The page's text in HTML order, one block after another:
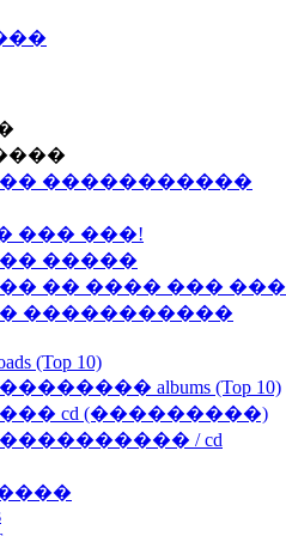
�����������
��� ���!
�����
�� ���� ���
�����������
(Top 10)
albums (Top 10)
cd (���������)
/ cd
- ����